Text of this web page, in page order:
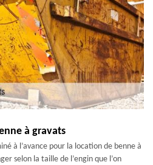
à gravats
à l’avance pour la location de benne à
selon la taille de l’engin que l’on